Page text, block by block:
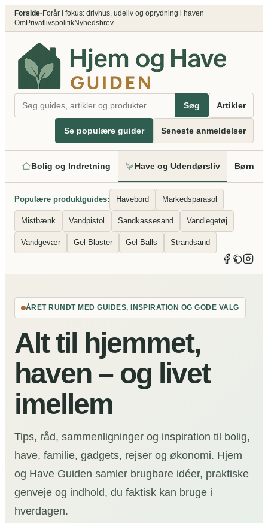
Spring
indhold
Forside•Forår i fokus: drivhus, udeliv og oprydning i haven
OmPrivatlivspolitikNyhedsbrev
Søg Artikler
Se populære guider Seneste anmeldelser
Bolig og Indretning Have og Udendørsliv Børn
Populære produktguides: Havebord Markedsparasol
Mistbænk Vandpistol Sandkassesand Vandlegetøj
Vandgevær Gel Blaster Gel Balls Strandsand
ÅRET RUNDT MED GUIDES, INSPIRATION OG GODE VALG
Alt til hjemmet,
haven – og livet
imellem
Tips, råd, sammenligninger og inspiration til bolig,
have, familie, gadgets, rejser og økonomi. Hjem
og Have Guiden samler brugbare idéer, praktiske
genveje og indhold, du faktisk kan bruge i
hverdagen.